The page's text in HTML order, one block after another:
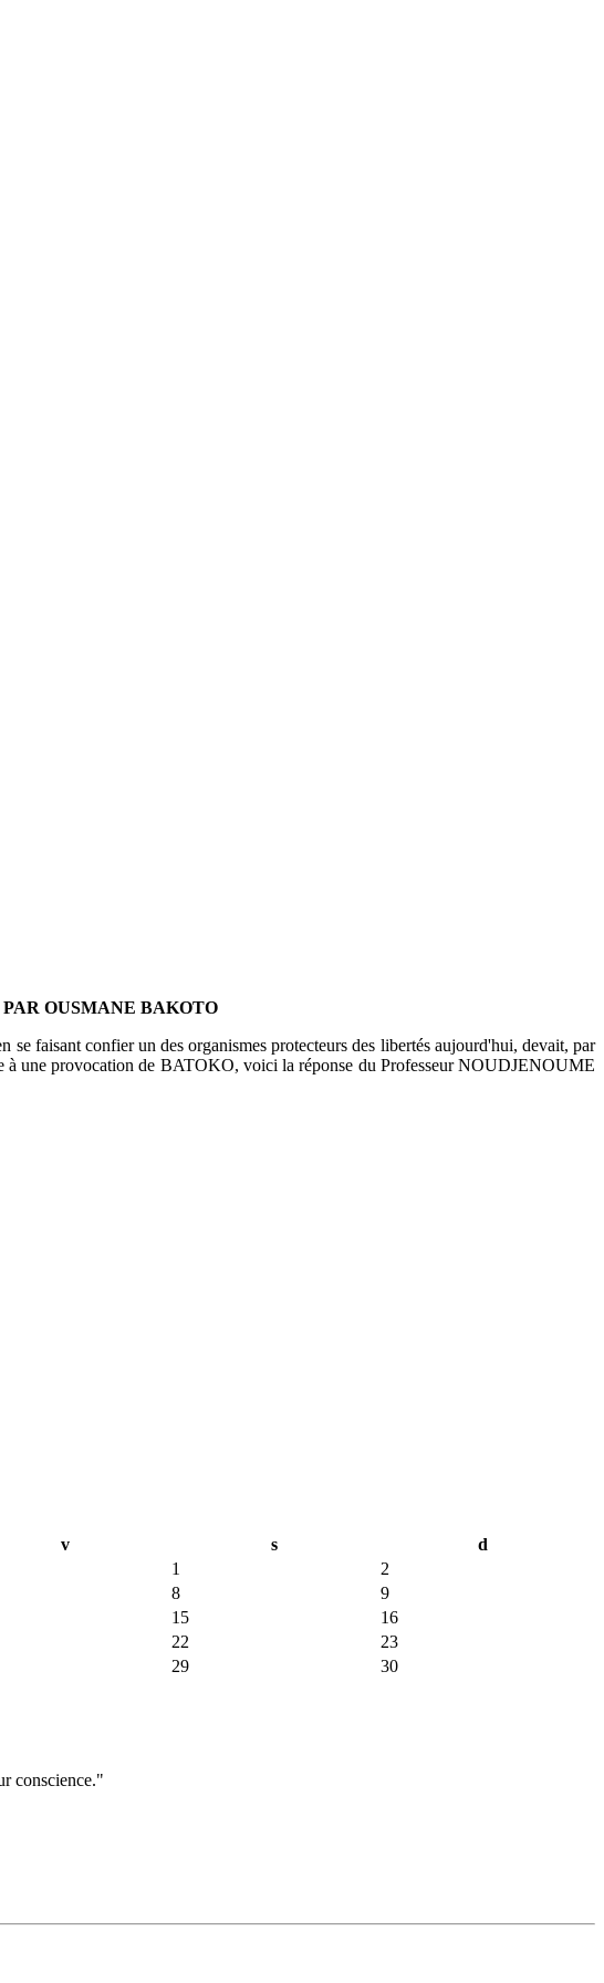
OUSMANE BAKOTO
faisant confier un des organismes protecteurs des libertés aujourd'hui, devait, par
une provocation de BATOKO, voici la réponse du Professeur NOUDJENOUME
v s
d
1
2
8
9
15
16
22
23
29
30
conscience."